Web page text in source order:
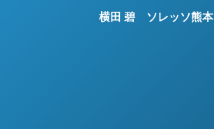
横田 碧 ソレッソ熊本